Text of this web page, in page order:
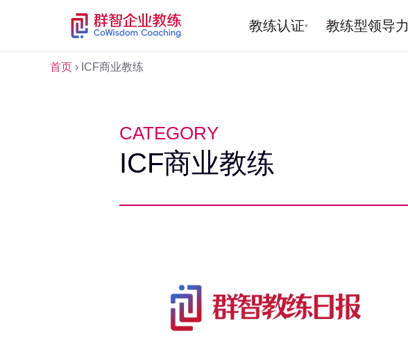
教练认证▾ 教练型领导力
首页 › ICF商业教练
CATEGORY
ICF商业教练